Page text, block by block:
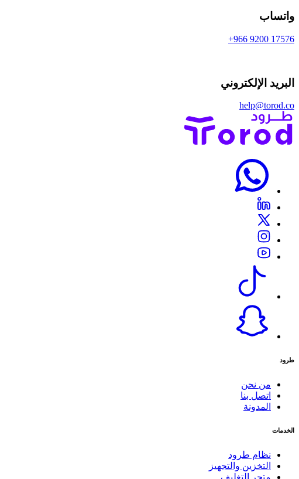
واتساب
+966 9200 17576
البريد الإلكتروني
help@torod.co
طرود
من نحن
اتصل بنا
المدونة
الخدمات
نظام طرود
التخزين والتجهيز